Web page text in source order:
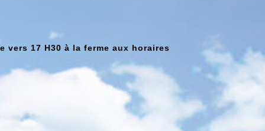
17 H30 à la ferme aux horaires